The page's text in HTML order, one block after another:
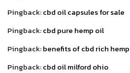
Pingback:cbd oil capsules for sale
Pingback:cbd pure hemp oil
Pingback:benefits of cbd rich
Pingback:cbd oil milford ohio